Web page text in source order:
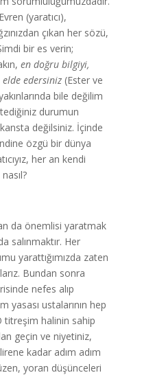
(yaratıcı),
çıkan her sözü,
bir es verin;
en doğru bilgiyi,
edersiniz (Ester ve
bile değilim
durumun
değilsiniz. İçinde
özgü bir dünya
her an kendi
da önemlisi yaratmak
salınmaktır. Her
yarattığımızda zaten
Bundan sonra
nefes alıp
yasası ustalarının hep
titreşim halinin sahip
geçin ve niyetiniz,
kadar adım adım
yoran düşünceleri